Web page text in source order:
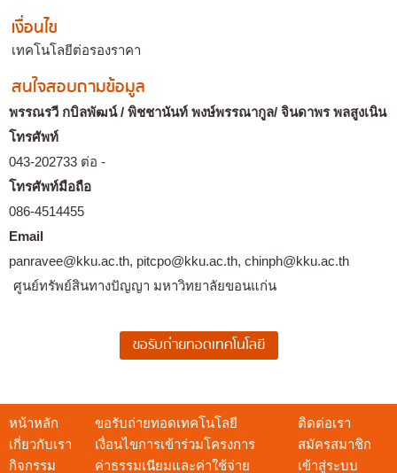
เงื่อนไข
เทคโนโลยีต่อรองราคา
สนใจสอบถามข้อมูล
พรรณรวี กบิลพัฒน์ / พิชชานันท์ พงษ์พรรณากูล/ จินดาพร พลสูงเนิน
โทรศัพท์
043-202733 ต่อ -
โทรศัพท์มือถือ
086-4514455
Email
panravee@kku.ac.th, pitcpo@kku.ac.th, chinph@kku.ac.th
ศูนย์ทรัพย์สินทางปัญญา มหาวิทยาลัยขอนแก่น
หน้าหลัก
เกี่ยวกับเรา
กิจกรรม
ขอรับถ่ายทอดเทคโนโลยี
เงื่อนไขการเข้าร่วมโครงการ
ค่าธรรมเนียมและค่าใช้จ่าย
ติดต่อเรา
สมัครสมาชิก
เข้าสู่ระบบ